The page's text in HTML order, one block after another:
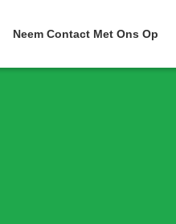
Neem Contact Met Ons Op